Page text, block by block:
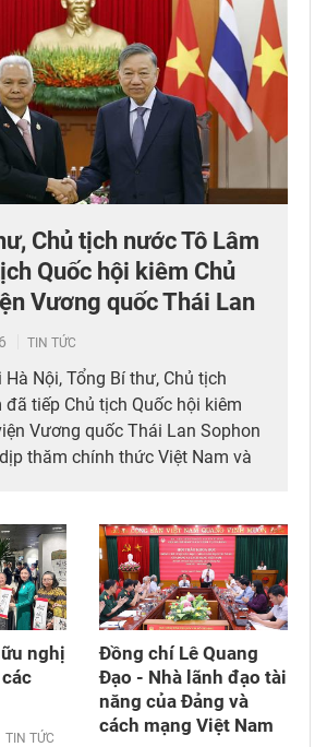
Chủ tịch nước Tô Lâm
Quốc hội kiêm Chủ
Vương quốc Thái Lan
TIN TỨC
Nội, Tổng Bí thư, Chủ tịch
đã tiếp Chủ tịch Quốc hội kiêm
Vương quốc Thái Lan Sophon
thăm chính thức Việt Nam và
8/2026).
nghị
TIN TỨC
Đồng chí Lê Quang
Đạo - Nhà lãnh đạo tài
năng của Đảng và
cách mạng Việt Nam​